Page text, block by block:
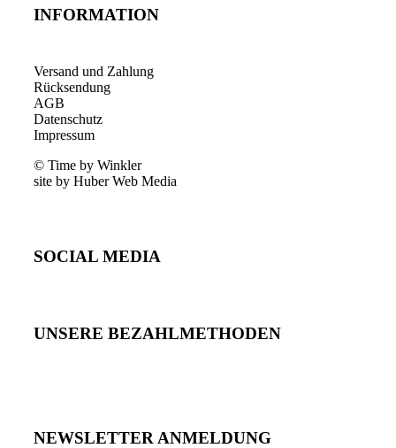
INFORMATION
Versand und Zahlung
Rücksendung
AGB
Datenschutz
Impressum
© Time by Winkler
site by Huber Web Media
SOCIAL MEDIA
UNSERE BEZAHLMETHODEN
NEWSLETTER ANMELDUNG